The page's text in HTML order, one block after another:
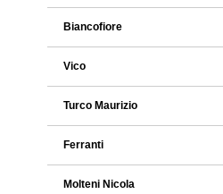
Biancofiore
Vico
Turco Maurizio
Ferranti
Molteni Nicola